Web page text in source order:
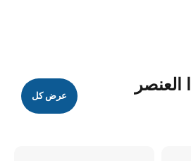
العنصر
عرض كل